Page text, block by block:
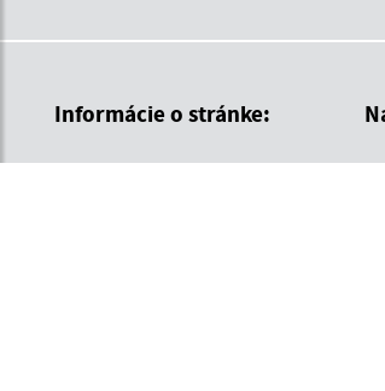
Informácie o stránke:
Vyhlásenie o prístupnosti